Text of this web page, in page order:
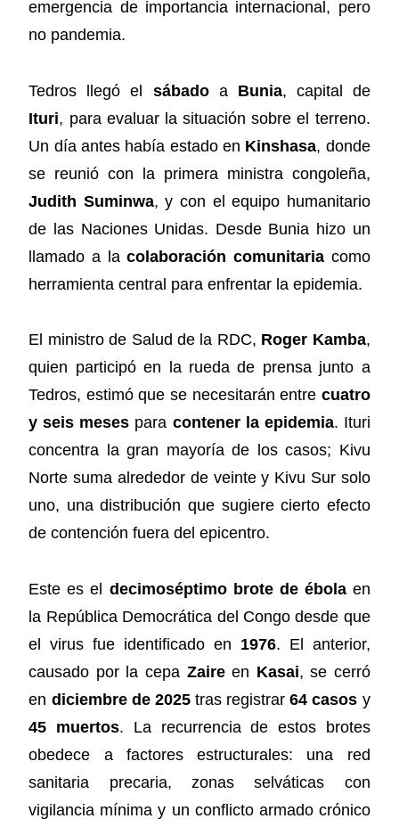
emergencia de importancia internacional, pero
no pandemia.
Tedros llegó el sábadoa Bunia, capital de
Ituri, para evaluar la situación sobre el terreno.
Un día antes había estado en Kinshasa, donde
se reunió con la primera ministra congoleña,
Judith Suminwa, y con el equipo humanitario
de las Naciones Unidas. Desde Bunia hizo un
llamado a lacolaboración comunitariacomo
herramienta central para enfrentar la epidemia.
El ministro de Salud de la RDC, Roger Kamba,
quien participó en la rueda de prensa junto a
Tedros, estimó que se necesitarán entre cuatro
y seis meses para contener la epidemia. Ituri
concentra la gran mayoría de los casos; Kivu
Norte suma alrededor de veinte y Kivu Sur solo
uno, una distribución que sugiere cierto efecto
de contención fuera del epicentro.
Este es el decimoséptimo brote de ébolaen
la República Democrática del Congo desde que
el virus fue identificado en 1976. El anterior,
causado por la cepa Zaireen Kasai, se cerró
en diciembre de 2025tras registrar64 casos y
45 muertos. La recurrencia de estos brotes
obedece a factores estructurales: una red
sanitaria precaria, zonas selváticas con
vigilancia mínima y un conflicto armado crónico